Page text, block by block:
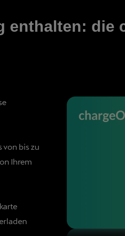
enthalten: die
von bis zu
Ihrem